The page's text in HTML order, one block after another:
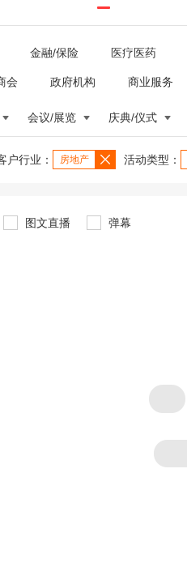
金融/保险 医疗医药
会 政府机构 商业服务
会议/展览 庆典/仪式
户行业： 房地产 活动类型：
图文直播 弹幕